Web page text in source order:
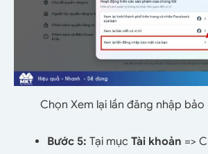
Chọn Xem lại lần đăng nhập
Bước 5: Tại mục Tài khoản =>